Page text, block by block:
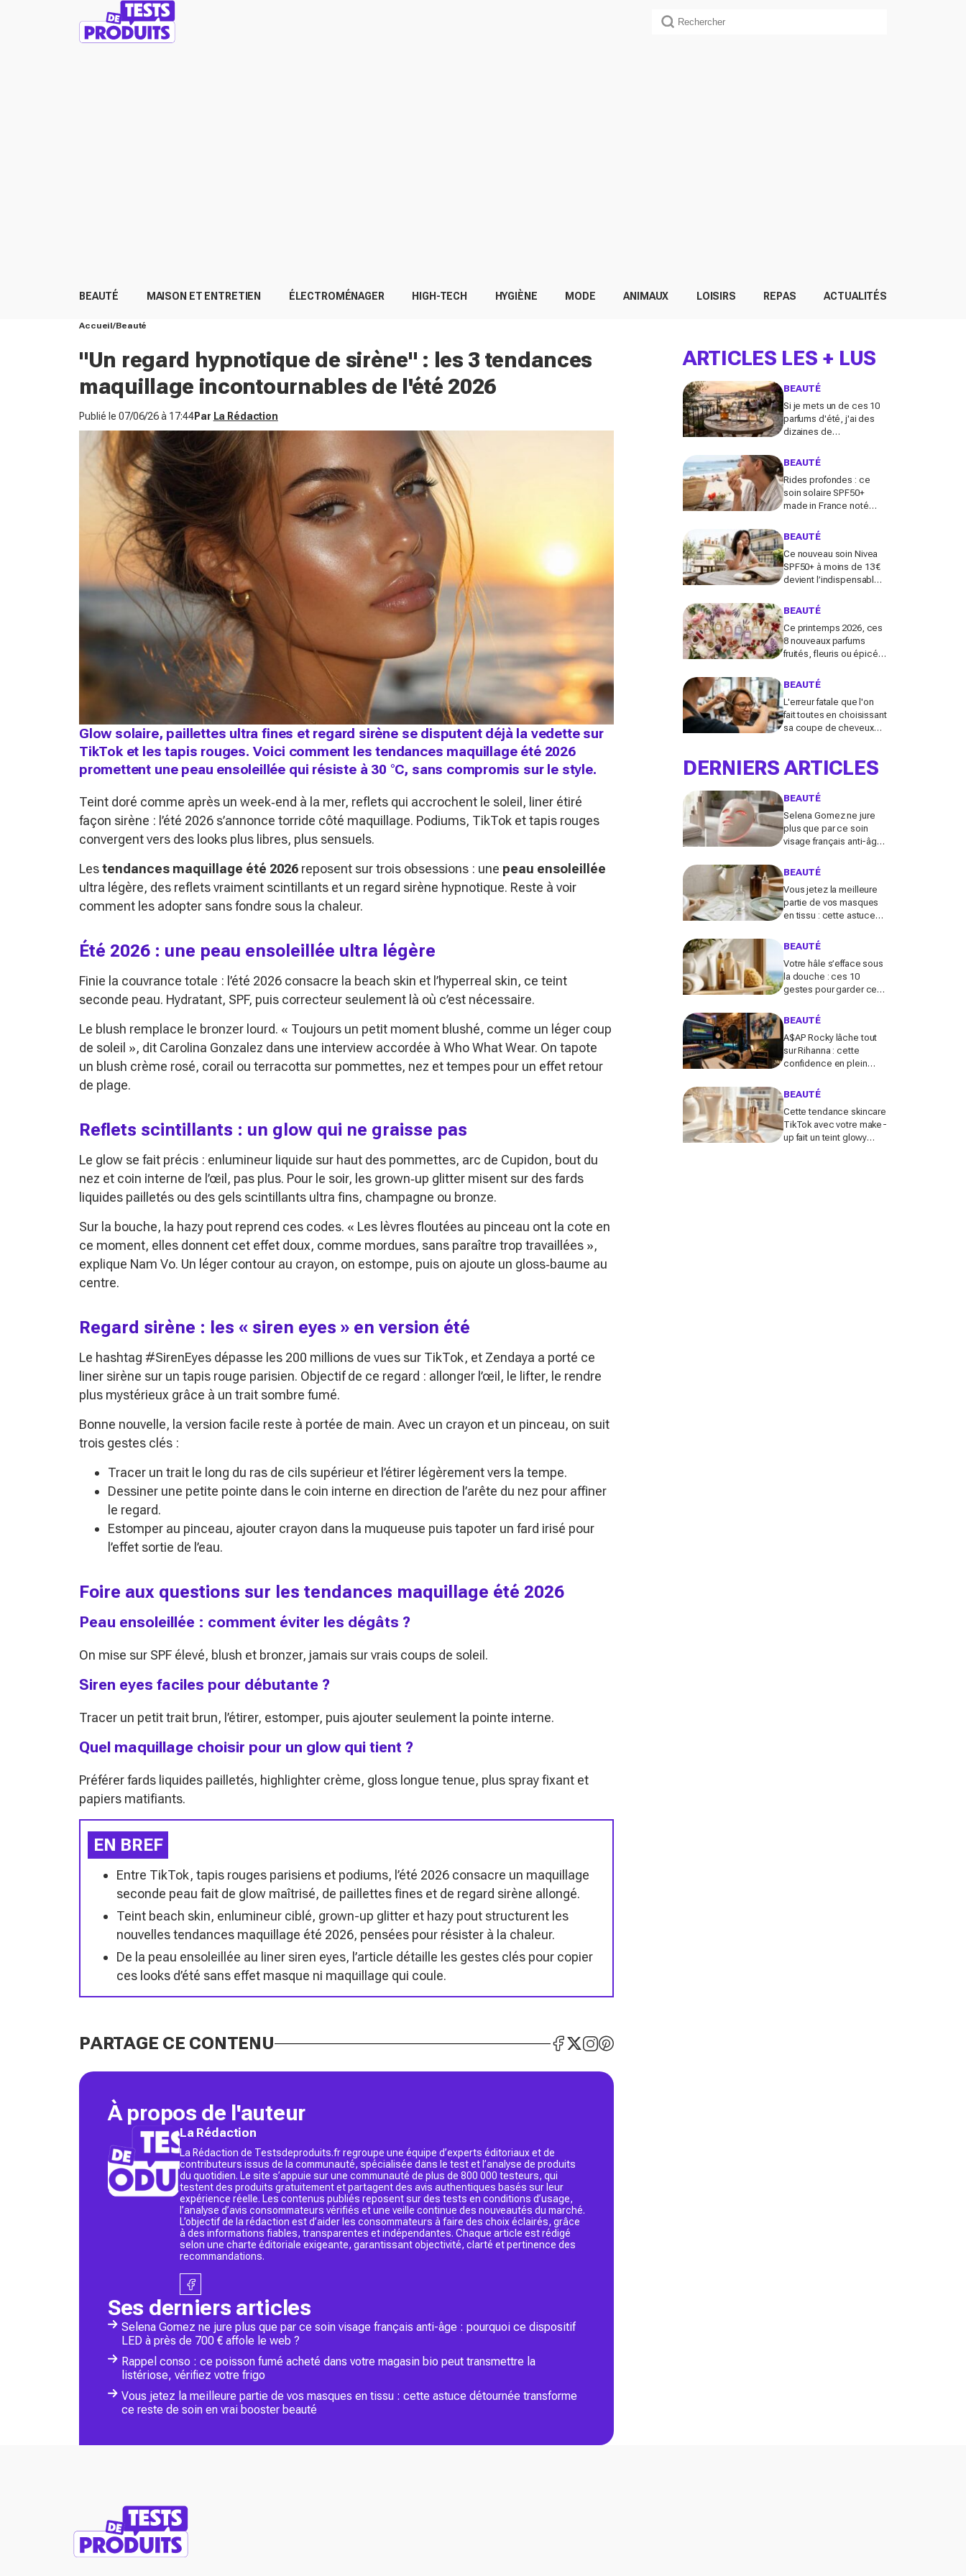
BEAUTÉ MAISON ET ENTRETIEN ÉLECTROMÉNAGER HIGH-TECH HYGIÈNE MODE ANIMAUX LOISIRS REPAS ACTUALITÉS
Accueil Beauté
"Un regard hypnotique de sirène" : les 3 tendances
maquillage incontournables de l'été 2026
Publié le 07/06/26 à 17:44Par La Rédaction
Glow solaire, paillettes ultra fines et regard sirène se disputent déjà la vedette sur
TikTok et les tapis rouges. Voici comment les tendances maquillage été 2026
promettent une peau ensoleillée qui résiste à 30 °C, sans compromis sur le style.
Teint doré comme après un week‑end à la mer, reflets qui accrochent le soleil, liner étiré
façon sirène : l’été 2026 s’annonce torride côté maquillage. Podiums, TikTok et tapis rouges
convergent vers des looks plus libres, plus sensuels.
Lestendances maquillage été 2026 reposent sur trois obsessions : une peau ensoleillée
ultra légère, des reflets vraiment scintillants et un regard sirène hypnotique. Reste à voir
comment les adopter sans fondre sous la chaleur.
Été 2026 : une peau ensoleillée ultra légère
Finie la couvrance totale : l’été 2026 consacre la beach skin et l’hyperreal skin, ce teint
seconde peau. Hydratant, SPF, puis correcteur seulement là où c’est nécessaire.
Le blush remplace le bronzer lourd. « Toujours un petit moment blushé, comme un léger coup
de soleil », dit Carolina Gonzalez dans une interview accordée à Who What Wear. On tapote
un blush crème rosé, corail ou terracotta sur pommettes, nez et tempes pour un effet retour
de plage.
Reflets scintillants : un glow qui ne graisse pas
Le glow se fait précis : enlumineur liquide sur haut des pommettes, arc de Cupidon, bout du
nez et coin interne de l’œil, pas plus. Pour le soir, les grown‑up glitter misent sur des fards
liquides pailletés ou des gels scintillants ultra fins, champagne ou bronze.
Sur la bouche, la hazy pout reprend ces codes. « Les lèvres floutées au pinceau ont la cote en
ce moment, elles donnent cet effet doux, comme mordues, sans paraître trop travaillées »,
explique Nam Vo. Un léger contour au crayon, on estompe, puis on ajoute un gloss‑baume au
centre.
Regard sirène : les « siren eyes » en version été
Le hashtag #SirenEyes dépasse les 200 millions de vues sur TikTok, et Zendaya a porté ce
liner sirène sur un tapis rouge parisien. Objectif de ce regard : allonger l’œil, le lifter, le rendre
plus mystérieux grâce à un trait sombre fumé.
Bonne nouvelle, la version facile reste à portée de main. Avec un crayon et un pinceau, on suit
trois gestes clés :
Tracer un trait le long du ras de cils supérieur et l’étirer légèrement vers la tempe.
Dessiner une petite pointe dans le coin interne en direction de l’arête du nez pour affiner
le regard.
Estomper au pinceau, ajouter crayon dans la muqueuse puis tapoter un fard irisé pour
l’effet sortie de l’eau.
Foire aux questions sur les tendances maquillage été 2026
Peau ensoleillée : comment éviter les dégâts ?
On mise sur SPF élevé, blush et bronzer, jamais sur vrais coups de soleil.
Siren eyes faciles pour débutante ?
Tracer un petit trait brun, l’étirer, estomper, puis ajouter seulement la pointe interne.
Quel maquillage choisir pour un glow qui tient ?
Préférer fards liquides pailletés, highlighter crème, gloss longue tenue, plus spray fixant et
papiers matifiants.
EN BREF
Entre TikTok, tapis rouges parisiens et podiums, l’été 2026 consacre un maquillage
seconde peau fait de glow maîtrisé, de paillettes fines et de regard sirène allongé.
Teint beach skin, enlumineur ciblé, grown-up glitter et hazy pout structurent les
nouvelles tendances maquillage été 2026, pensées pour résister à la chaleur.
De la peau ensoleillée au liner siren eyes, l’article détaille les gestes clés pour copier
ces looks d’été sans effet masque ni maquillage qui coule.
PARTAGE CE CONTENU
À propos de l'auteur
La Rédaction
La Rédaction de Testsdeproduits.fr regroupe une équipe d’experts éditoriaux et de
contributeurs issus de la communauté, spécialisée dans le test et l’analyse de produits
du quotidien. Le site s’appuie sur une communauté de plus de 800 000 testeurs, qui
testent des produits gratuitement et partagent des avis authentiques basés sur leur
expérience réelle. Les contenus publiés reposent sur des tests en conditions d’usage,
l’analyse d’avis consommateurs vérifiés et une veille continue des nouveautés du marché.
L’objectif de la rédaction est d’aider les consommateurs à faire des choix éclairés, grâce
à des informations fiables, transparentes et indépendantes. Chaque article est rédigé
selon une charte éditoriale exigeante, garantissant objectivité, clarté et pertinence des
recommandations.
Ses derniers articles
Selena Gomez ne jure plus que par ce soin visage français anti-âge : pourquoi ce dispositif
LED à près de 700 € affole le web ?
Rappel conso : ce poisson fumé acheté dans votre magasin bio peut transmettre la
listériose, vérifiez votre frigo
Vous jetez la meilleure partie de vos masques en tissu : cette astuce détournée transforme
ce reste de soin en vrai booster beauté
ARTICLES LES + LUS
BEAUTÉ
Si je mets un de ces 10
parfums d'été, j'ai des
dizaines de
journée
BEAUTÉ
Rides profondes : ce
soin solaire SPF50+
made in France noté
de freiner leur apparition
BEAUTÉ
Ce nouveau soin Nivea
SPF50+ à moins de 13 €
devient l’indispensable
pour éviter les dégâts du
BEAUTÉ
Ce printemps 2026, ces
8 nouveaux parfums
fruités, fleuris ou épicés
Guerlain vont booster
BEAUTÉ
L'erreur fatale que l'on
fait toutes en choisissant
sa coupe de cheveux
DERNIERS ARTICLES
BEAUTÉ
Selena Gomez ne jure
plus que par ce soin
visage français anti-âge :
LED à près de 700 €
BEAUTÉ
Vous jetez la meilleure
partie de vos masques
en tissu : cette astuce
reste de soin en vrai
BEAUTÉ
Votre hâle s’efface sous
la douche : ces 10
gestes pour garder ce
sans abîmer votre peau
BEAUTÉ
A$AP Rocky lâche tout
sur Rihanna : cette
confidence en plein
ce projet attendu par la
BEAUTÉ
Cette tendance skincare
TikTok avec votre make-
up fait un teint glowy